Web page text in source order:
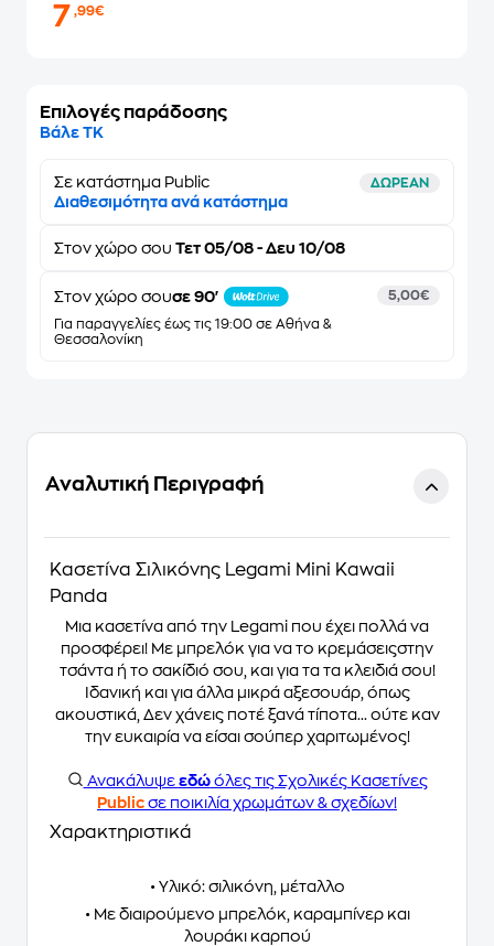
7,99€
Επιλογές παράδοσης
Βάλε ΤΚ
Σε κατάστημα Public ΔΩΡΕΑΝ
Διαθεσιμότητα ανά κατάστημα
Στον χώρο σου Τετ 05/08 - Δευ 10/08
Στον χώρο σουσε 90'
Για παραγγελίες έως τις 19:00 σε Αθήνα &
Θεσσαλονίκη
5,00€
Αναλυτική Περιγραφή
Κασετίνα Σιλικόνης Legami Mini Kawaii
Panda
Μια κασετίνα από την Legami που έχει πολλά να
προσφέρει! Με μπρελόκ για να το κρεμάσειςστην
τσάντα ή το σακίδιό σου, και για τα τα κλειδιά σου!
Ιδανική και για άλλα μικρά αξεσουάρ, όπως
ακουστικά, Δεν χάνεις ποτέ ξανά τίποτα... ούτε καν
την ευκαιρία να είσαι σούπερ χαριτωμένος!
Ανακάλυψε εδώόλες τις Σχολικές Κασετίνες
Public σε ποικιλία χρωμάτων & σχεδίων!
Χαρακτηριστικά
• Υλικό: σιλικόνη, μέταλλο
• Με διαιρούμενο μπρελόκ, καραμπίνερ και
λουράκι καρπού